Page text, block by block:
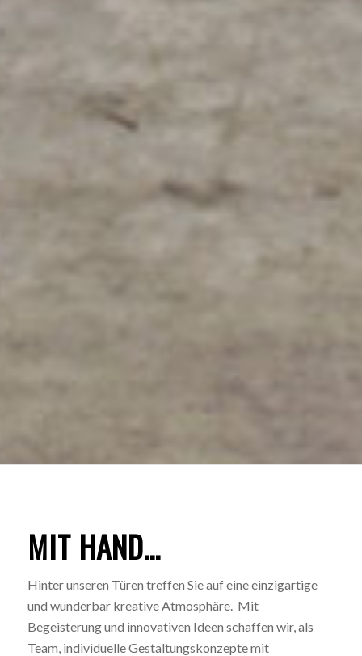
MIT HAND…
Hinter unseren Türen treffen Sie auf eine einzigartige
und wunderbar kreative Atmosphäre. Mit
Begeisterung und innovativen Ideen schaffen wir, als
Team, individuelle Gestaltungskonzepte mit